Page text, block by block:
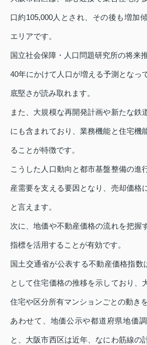
口約105,000人とされ、その後も増加
エリアです。
国立社会保障・人口問題研究所の将来
40年にかけて人口が増える予測となっ
底堅さが読み取れます。
また、大規模な再開発計画や新たな鉄
にも含まれており、業務機能と住宅機
ることが特徴です。
こうした人口動向と都市基盤整備の進
産需要を支える要因となり、売却価格
と言えます。
次に、地価や不動産価格の流れを把握
指標を活用することが有効です。
国土交通省が公表する不動産価格指数
として住宅価格の推移を示しており、
住宅や区分所有マンションごとの動き
あわせて、地価公示や都道府県地価
と、大阪市西区は近年、なにわ筋線の